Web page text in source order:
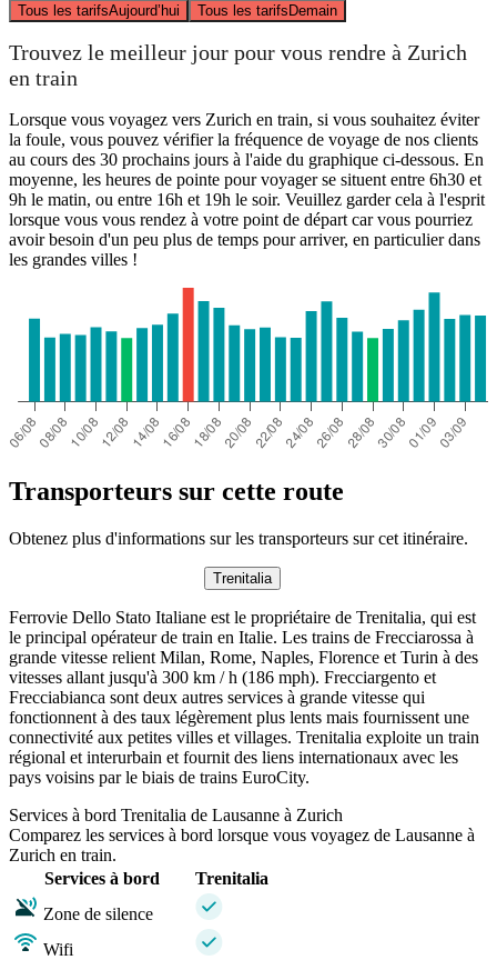
Tous les tarifsAujourd’hui Tous les tarifsDemain
Trouvez le meilleur jour pour vous rendre à Zurich
en train
Lorsque vous voyagez vers Zurich en train, si vous souhaitez éviter
la foule, vous pouvez vérifier la fréquence de voyage de nos clients
au cours des 30 prochains jours à l'aide du graphique ci-dessous. En
moyenne, les heures de pointe pour voyager se situent entre 6h30 et
9h le matin, ou entre 16h et 19h le soir. Veuillez garder cela à l'esprit
lorsque vous vous rendez à votre point de départ car vous pourriez
avoir besoin d'un peu plus de temps pour arriver, en particulier dans
les grandes villes !
Transporteurs sur cette route
Obtenez plus d'informations sur les transporteurs sur cet itinéraire.
Trenitalia
Ferrovie Dello Stato Italiane est le propriétaire de Trenitalia, qui est
le principal opérateur de train en Italie. Les trains de Frecciarossa à
grande vitesse relient Milan, Rome, Naples, Florence et Turin à des
vitesses allant jusqu'à 300 km / h (186 mph). Frecciargento et
Frecciabianca sont deux autres services à grande vitesse qui
fonctionnent à des taux légèrement plus lents mais fournissent une
connectivité aux petites villes et villages. Trenitalia exploite un train
régional et interurbain et fournit des liens internationaux avec les
pays voisins par le biais de trains EuroCity.
Services à bord Trenitalia de Lausanne à Zurich
Comparez les services à bord lorsque vous voyagez de Lausanne à
Zurich en train.
Services à bord
Trenitalia
Zone de silence
Wifi